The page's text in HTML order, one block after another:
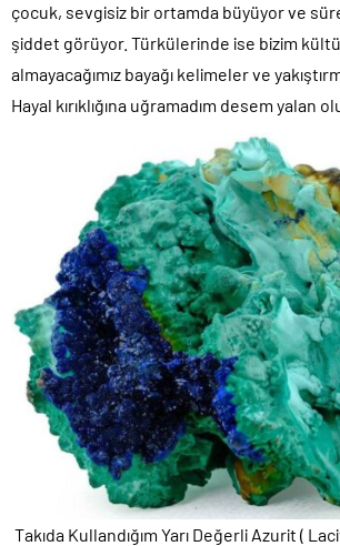
çocuk, sevgisiz bir ortamda büyüyor ve
şiddet görüyor. Türkülerinde ise bizim
almayacağımız bayağı kelimeler ve
Hayal kırıklığına uğramadım desem yalan
Takıda Kullandığım Yarı Değerli Azurit (